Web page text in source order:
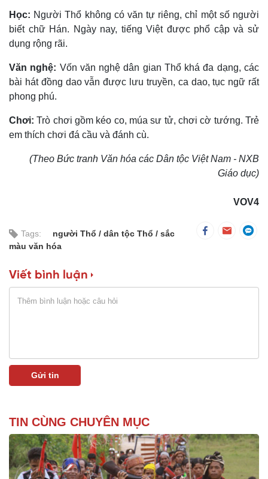
Học: Người Thổ không có văn tự riêng, chỉ một số người
biết chữ Hán. Ngày nay, tiếng Việt được phổ cập và sử
dụng rộng rãi.
Văn nghệ: Vốn văn nghệ dân gian Thổ khá đa dạng, các
bài hát đồng dao vẫn được lưu truyền, ca dao, tục ngữ rất
phong phú.
Chơi:Trò chơi gồm kéo co, múa sư tử, chơi cờ tướng. Trẻ
em thích chơi đá cầu và đánh cù.
(Theo Bức tranh Văn hóa các Dân tộc Việt Nam - NXB
Giáo dục)
VOV4
Tags: người Thổ dân tộc Thổ
sắc
màu văn hóa
Viết bình luận
TIN CÙNG CHUYÊN MỤC